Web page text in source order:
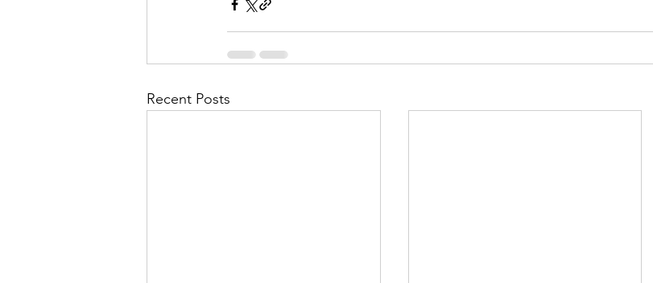
Recent Posts